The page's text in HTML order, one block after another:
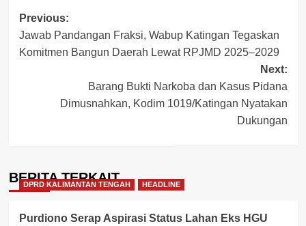
Post
navigation
Previous:
Jawab Pandangan Fraksi, Wabup Katingan Tegaskan
Komitmen Bangun Daerah Lewat RPJMD 2025–2029
Next:
Barang Bukti Narkoba dan Kasus Pidana
Dimusnahkan, Kodim 1019/Katingan Nyatakan
Dukungan
BERITA TERKAIT
DPRD KALIMANTAN TENGAH HEADLINE
Purdiono Serap Aspirasi Status Lahan Eks HGU